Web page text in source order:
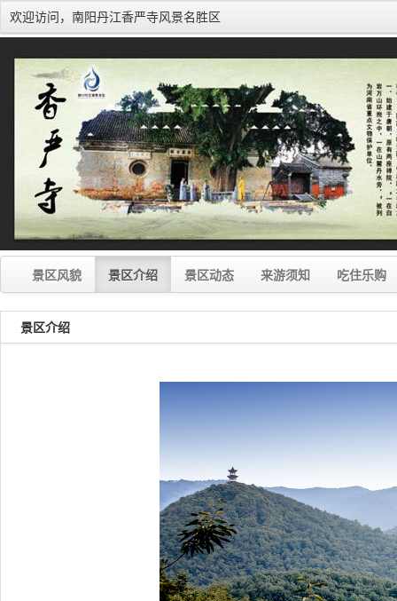
欢迎访问，南阳丹江香严寺风景名胜区
景区风貌 景区介绍 景区动态 来游须知 吃住乐购
景区介绍